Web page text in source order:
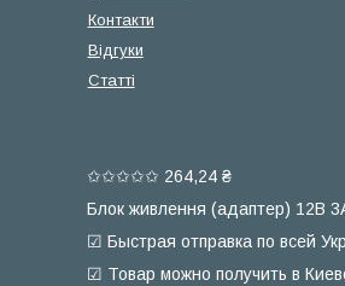
Контакти
Відгуки
Статті
✩✩✩✩✩ 264,24 ₴
Блок живлення (адаптер) 12В
☑ Быстрая отправка по всей
☑ Товар можно получить в